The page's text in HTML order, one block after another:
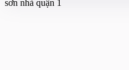
sơn nhà quận 1